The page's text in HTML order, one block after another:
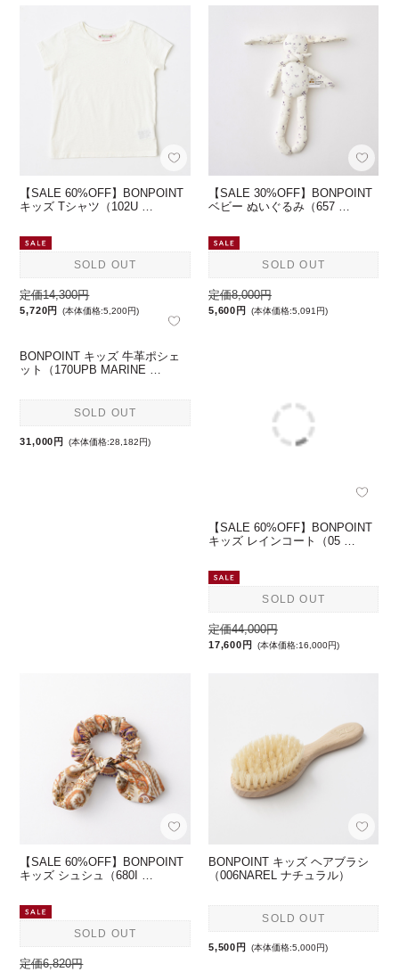
【SALE 60%OFF】BONPOINT
キッズ Tシャツ（102U …
SOLD OUT
定価14,300円
5,720円 (本体価格:5,200円)
【SALE 30%OFF】BONPOINT
ベビー ぬいぐるみ（657 …
SOLD OUT
定価8,000円
5,600円 (本体価格:5,091円)
【SALE 60%OFF】BONPOINT
キッズ レインコート（05 …
SOLD OUT
定価44,000円
17,600円 (本体価格:16,000円)
【SALE 60%OFF】BONPOINT
キッズ シュシュ（680I …
SOLD OUT
定価6,820円
BONPOINT キッズ ヘアブラシ
（006NAREL ナチュラル）
SOLD OUT
5,500円 (本体価格:5,000円)